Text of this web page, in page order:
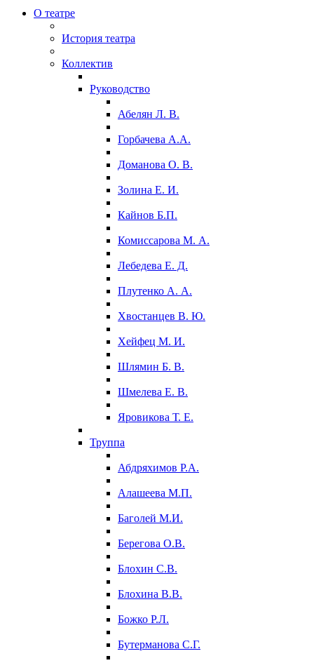
О театре
История театра
Коллектив
Руководство
Абелян Л. В.
Горбачева А.А.
Доманова О. В.
Золина Е. И.
Кайнов Б.П.
Комиссарова М. А.
Лебедева Е. Д.
Плутенко А. А.
Хвостанцев В. Ю.
Хейфец М. И.
Шлямин Б. В.
Шмелева Е. В.
Яровикова Т. Е.
Труппа
Абдряхимов Р.А.
Алашеева М.П.
Баголей М.И.
Берегова О.В.
Блохин С.В.
Блохина В.В.
Божко Р.Л.
Бутерманова С.Г.